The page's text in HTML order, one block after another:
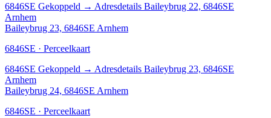
6846SE Gekoppeld → Adresdetails Baileybrug 22, 6846SE
Arnhem
Baileybrug 23, 6846SE Arnhem
6846SE · Perceelkaart
6846SE Gekoppeld → Adresdetails Baileybrug 23, 6846SE
Arnhem
Baileybrug 24, 6846SE Arnhem
6846SE · Perceelkaart